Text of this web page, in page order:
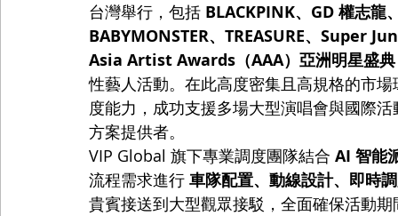
台灣舉行，包括 BLACKPINK、GD 權志龍
BABYMONSTER、TREASURE、Super
Asia Artist Awards（AAA）亞洲明星盛典
性藝人活動。在此高度密集且高規格的市
度能力，成功支援多場大型演唱會與國際
方案提供者。
VIP Global 旗下專業調度團隊結合 AI 智能
流程需求進行 車隊配置、動線設計、即時
貴賓接送到大型觀眾接駁，全面確保活動